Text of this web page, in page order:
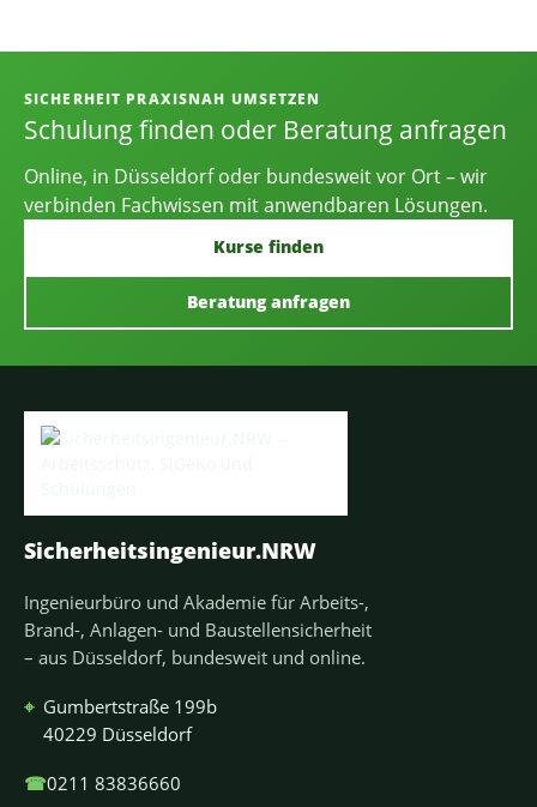
Informationen, Kontakt und
SICHERHEIT PRAXISNAH UMSETZEN
Schulung finden oder Beratung anfragen
Online, in Düsseldorf oder bundesweit vor Ort – wir
verbinden Fachwissen mit anwendbaren Lösungen.
Kurse finden
Beratung anfragen
Sicherheitsingenieur.NRW
Ingenieurbüro und Akademie für Arbeits-,
Brand-, Anlagen- und Baustellensicherheit
– aus Düsseldorf, bundesweit und online.
⌖ Gumbertstraße 199b
40229 Düsseldorf
☎0211 83836660